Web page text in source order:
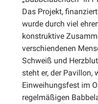
Das Projekt,
wurde durch viel
konstruktive
verschiendenen
Schweiß und
steht er, der Pavillon,
Einweihungsfest im
regelmäßigen